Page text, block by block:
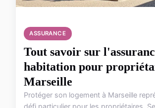
ASSURANCE
Tout savoir sur
habitation pour
Marseille
Protéger son logement à Marseille